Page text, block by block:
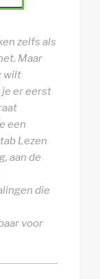
zelfs als
Maar
wilt
er eerst
een
Lezen
aan de
die
voor